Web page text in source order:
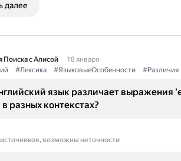
далее
Поиска с Алисой
18 января
#Лексика #ЯзыковыеОсобенности #Различия
язык различает выражения
разных контекстах?
возможны неточности